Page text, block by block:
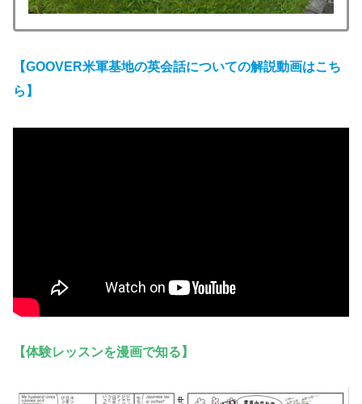
【GOOVER米軍基地の英会話についての解説動画はこち
ら】
【体験レッスンを漫画で知る】